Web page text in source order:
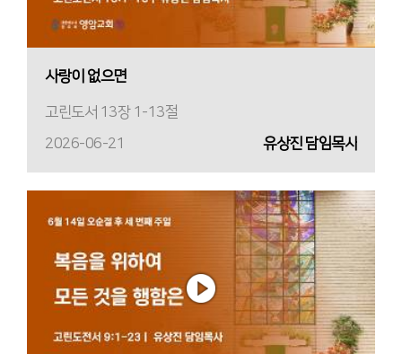
사랑이 없으면
고린도서 13장 1-13절
2026-06-21
유상진 담임목사